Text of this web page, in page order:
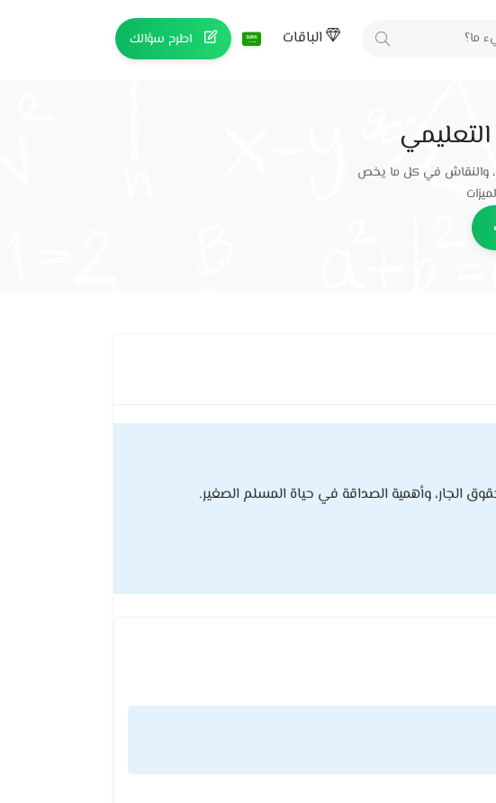
الباقات اطرح سؤالك
والنقاش في كل ما يخص
الجار، وأهمية الصداقة في حياة المسلم الصغير.